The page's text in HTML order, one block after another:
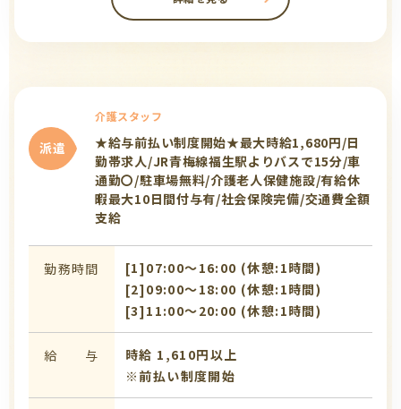
派遣
介護スタッフ
★給与前払い制度開始★最大時給1,680円/日
勤帯求人/JR青梅線福生駅よりバスで15分/車
通勤〇/駐車場無料/介護老人保健施設/有給休
暇最大10日間付与有/社会保険完備/交通費全額
支給
勤務時間
[1]07:00〜16:00 (休憩:1時間)
[2]09:00〜18:00 (休憩:1時間)
[3]11:00〜20:00 (休憩:1時間)
給 与
時給 1,610円以上
※前払い制度開始